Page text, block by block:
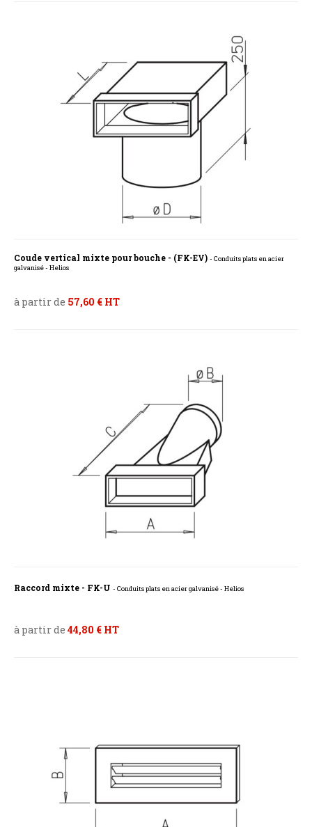
Coude vertical mixte pour bouche - (FK-EV) - Conduits plats en acier
galvanisé - Helios
à partir de 57,60 € HT
Raccord mixte - FK-U - Conduits plats en acier galvanisé - Helios
à partir de 44,80 € HT